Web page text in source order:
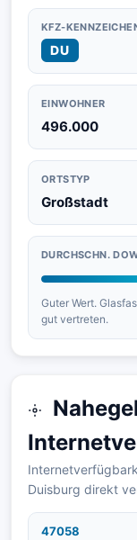
KFZ-
DU
EINWOHNER
496.000
ORTSTYP
Großstadt
DURCHSCHN.
Guter Wert.
gut vertreten.
Duisburg direkt
47058